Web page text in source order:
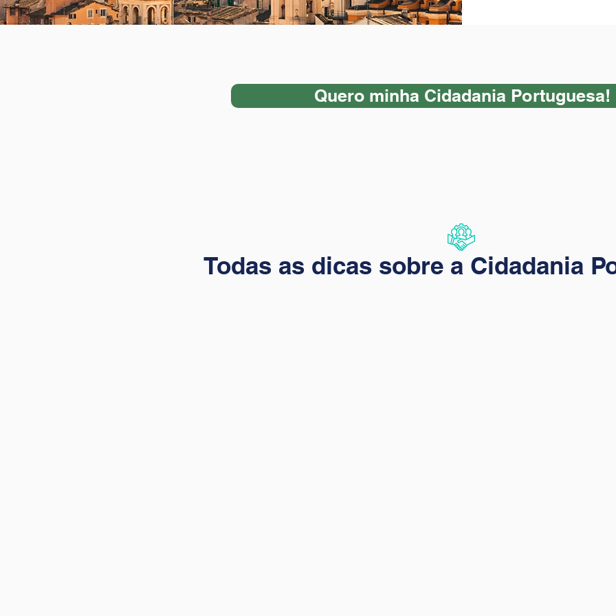
Quero minha Cidadania Portuguesa!
Todas as dicas sobre a Cidadania